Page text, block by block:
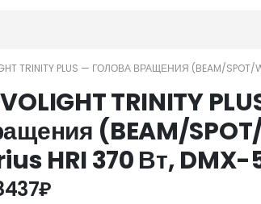
TRINITY PLUS — ГОЛОВА ВРАЩЕНИЯ (BEAM/SPOT/
TRINITY
(BEAM/
HRI 370 Вт, DMX-
₽